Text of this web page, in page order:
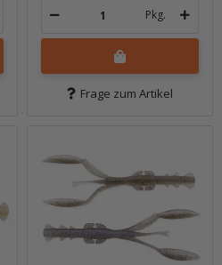
Pkg.
Frage zum Artikel